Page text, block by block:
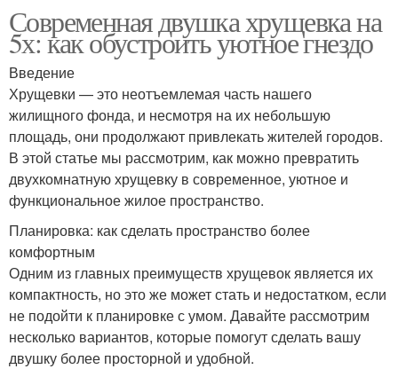
Современная двушка хрущевка на
5х: как обустроить уютное гнездо
Введение
Хрущевки — это неотъемлемая часть нашего
жилищного фонда, и несмотря на их небольшую
площадь, они продолжают привлекать жителей городов.
В этой статье мы рассмотрим, как можно превратить
двухкомнатную хрущевку в современное, уютное и
функциональное жилое пространство.
Планировка: как сделать пространство более
комфортным
Одним из главных преимуществ хрущевок является их
компактность, но это же может стать и недостатком, если
не подойти к планировке с умом. Давайте рассмотрим
несколько вариантов, которые помогут сделать вашу
двушку более просторной и удобной.